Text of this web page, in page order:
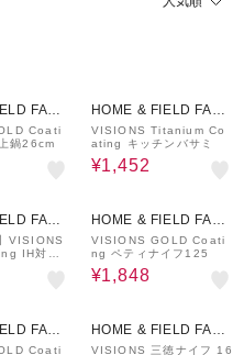
FACT
Coati
鍋26cm
HOME & FIELD FACT
ORY STORE
VISIONS Titanium Co
ating キッチンバサミ
¥1,452
FACT
VISIONS
IH対応
セット
HOME & FIELD FACT
ORY STORE
VISIONS GOLD Coati
ng ペティナイフ125
¥1,848
FACT
Coati
HOME & FIELD FACT
ORY STORE
VISIONS 三徳ナイフ 16